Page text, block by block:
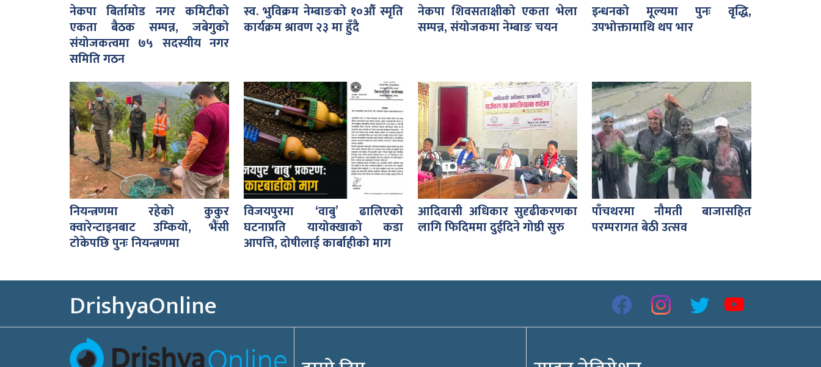
नेकपा बिर्तामोड नगर कमिटीको
एकता बैठक सम्पन्न, जबेगुको
संयोजकत्वमा ७५ सदस्यीय नगर
समिति गठन
स्व. भुविक्रम नेम्बाङको १०औँ स्मृति
कार्यक्रम श्रावण २३ मा हुँदै
नेकपा शिवसताक्षीको एकता भेला
सम्पन्न, संयोजकमा नेम्बाङ चयन
इन्धनको मूल्यमा पुनः वृद्धि,
उपभोक्तामाथि थप भार
नियन्त्रणमा रहेको कुकुर
क्वारेन्टाइनबाट उम्कियो, भैंसी
टोकेपछि पुनः नियन्त्रणमा
विजयपुरमा ‘वाबु’ ढालिएको
घटनाप्रति यायोक्खाको कडा
आपत्ति, दोषीलाई कार्बाहीको माग
आदिवासी अधिकार सुदृढीकरणका
लागि फिदिममा दुईदिने गोष्ठी सुरु
पाँचथरमा नौमती बाजासहित
परम्परागत बेठी उत्सव
DrishyaOnline